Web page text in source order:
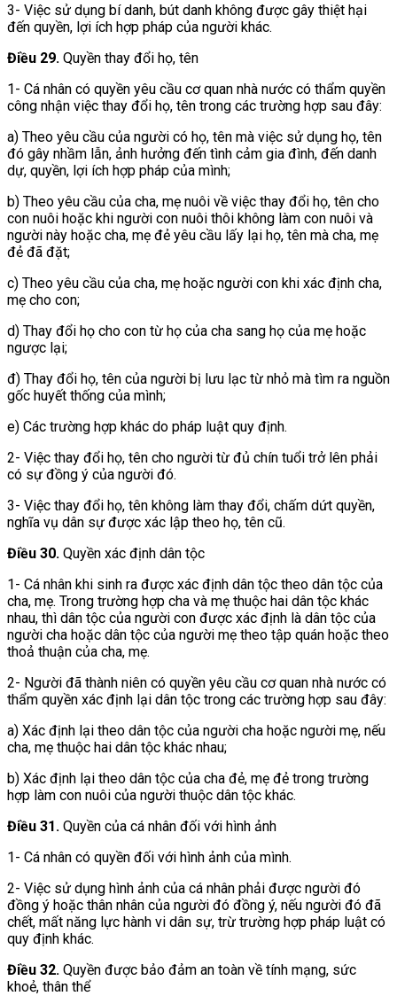
3- Việc sử dụng bí danh, bút danh không được gây thiệt hại
đến quyền, lợi ích hợp pháp của người khác.
Điều 29. Quyền thay đổi họ, tên
1- Cá nhân có quyền yêu cầu cơ quan nhà nước có thẩm quyền
công nhận việc thay đổi họ, tên trong các trường hợp sau đây:
a) Theo yêu cầu của người có họ, tên mà việc sử dụng họ, tên
đó gây nhầm lẫn, ảnh hưởng đến tình cảm gia đình, đến danh
dự, quyền, lợi ích hợp pháp của mình;
b) Theo yêu cầu của cha, mẹ nuôi về việc thay đổi họ, tên cho
con nuôi hoặc khi người con nuôi thôi không làm con nuôi và
người này hoặc cha, mẹ đẻ yêu cầu lấy lại họ, tên mà cha, mẹ
đẻ đã đặt;
c) Theo yêu cầu của cha, mẹ hoặc người con khi xác định cha,
mẹ cho con;
d) Thay đổi họ cho con từ họ của cha sang họ của mẹ hoặc
ngược lại;
đ) Thay đổi họ, tên của người bị lưu lạc từ nhỏ mà tìm ra nguồn
gốc huyết thống của mình;
e) Các trường hợp khác do pháp luật quy định.
2- Việc thay đổi họ, tên cho người từ đủ chín tuổi trở lên phải
có sự đồng ý của người đó.
3- Việc thay đổi họ, tên không làm thay đổi, chấm dứt quyền,
nghĩa vụ dân sự được xác lập theo họ, tên cũ.
Điều 30. Quyền xác định dân tộc
1- Cá nhân khi sinh ra được xác định dân tộc theo dân tộc của
cha, mẹ. Trong trường hợp cha và mẹ thuộc hai dân tộc khác
nhau, thì dân tộc của người con được xác định là dân tộc của
người cha hoặc dân tộc của người mẹ theo tập quán hoặc theo
thoả thuận của cha, mẹ.
2- Người đã thành niên có quyền yêu cầu cơ quan nhà nước có
thẩm quyền xác định lại dân tộc trong các trường hợp sau đây:
a) Xác định lại theo dân tộc của người cha hoặc người mẹ, nếu
cha, mẹ thuộc hai dân tộc khác nhau;
b) Xác định lại theo dân tộc của cha đẻ, mẹ đẻ trong trường
hợp làm con nuôi của người thuộc dân tộc khác.
Điều 31. Quyền của cá nhân đối với hình ảnh
1- Cá nhân có quyền đối với hình ảnh của mình.
2- Việc sử dụng hình ảnh của cá nhân phải được người đó
đồng ý hoặc thân nhân của người đó đồng ý, nếu người đó đã
chết, mất năng lực hành vi dân sự, trừ trường hợp pháp luật có
quy định khác.
Điều 32. Quyền được bảo đảm an toàn về tính mạng, sức
khoẻ, thân thể